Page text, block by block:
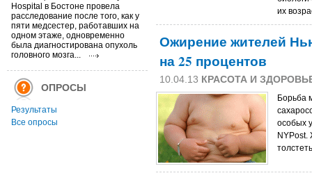
Hospital в Бостоне провела
расследование после того, как у
пяти медсестер, работавших на
одном этаже, одновременно
была диагностирована опухоль
головного мозга...
ОПРОСЫ
Результаты
Все опросы
их
Ожирение жителей
на 25 процентов
10.04.13 КРАСОТА И
Борьба
особых